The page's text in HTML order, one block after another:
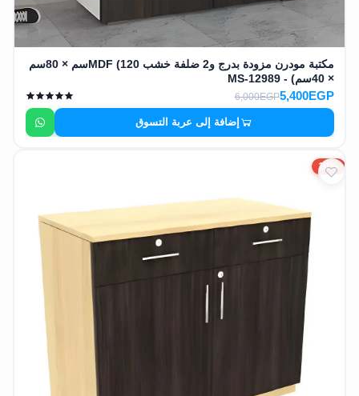
مكتبة مودرن مزودة بدرج و2 ضلفة خشب MDF (120سم × 80سم
× 40سم) - MS-12989
5,400EGP
6,000EGP
إضافة إلى عربة التسوق
10%